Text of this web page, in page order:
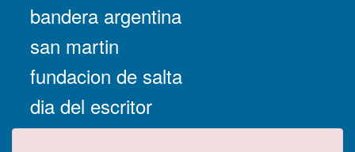
bandera argentina
san martin
fundacion de salta
dia del escritor